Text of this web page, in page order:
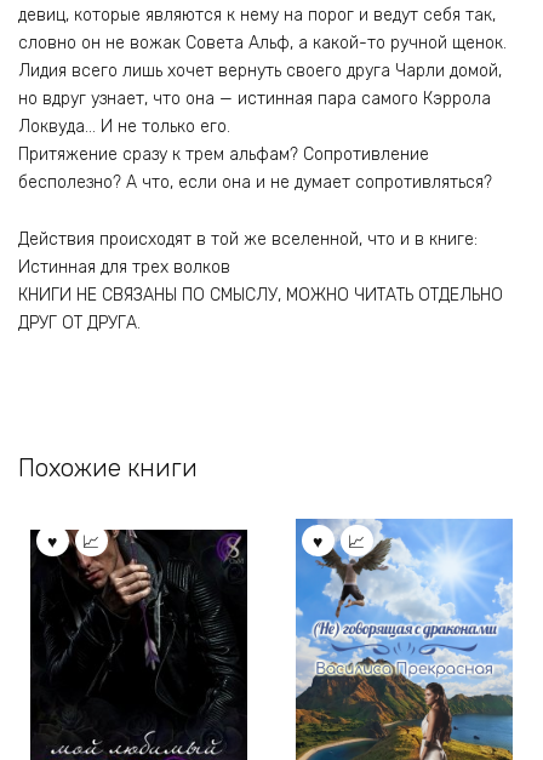
девиц, которые являются к нему на порог и ведут себя так,
словно он не вожак Совета Альф, а какой-то ручной щенок.
Лидия всего лишь хочет вернуть своего друга Чарли домой,
но вдруг узнает, что она — истинная пара самого Кэррола
Локвуда… И не только его.
Притяжение сразу к трем альфам? Сопротивление
бесполезно? А что, если она и не думает сопротивляться?
Действия происходят в той же вселенной, что и в книге:
Истинная для трех волков
КНИГИ НЕ СВЯЗАНЫ ПО СМЫСЛУ, МОЖНО ЧИТАТЬ ОТДЕЛЬНО
ДРУГ ОТ ДРУГА.
Похожие книги